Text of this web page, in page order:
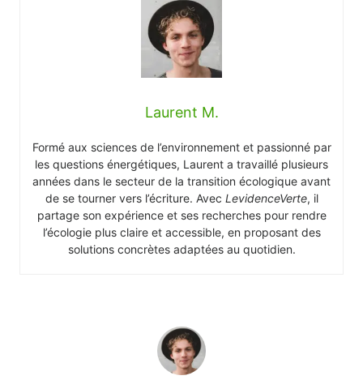
Laurent M.
Formé aux sciences de l’environnement et passionné par
les questions énergétiques, Laurent a travaillé plusieurs
années dans le secteur de la transition écologique avant
de se tourner vers l’écriture. Avec LevidenceVerte, il
partage son expérience et ses recherches pour rendre
l’écologie plus claire et accessible, en proposant des
solutions concrètes adaptées au quotidien.